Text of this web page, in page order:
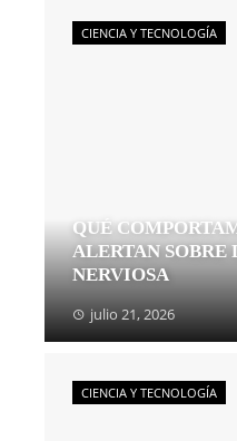
CIENCIA Y TECNOLOGÍA
QUÉ
ALERTAN SOBRE
NERVIOSA
julio 21, 2026
CIENCIA Y TECNOLOGÍA